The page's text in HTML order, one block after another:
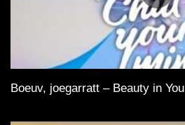
Boeuv, joegarratt – Beauty in You